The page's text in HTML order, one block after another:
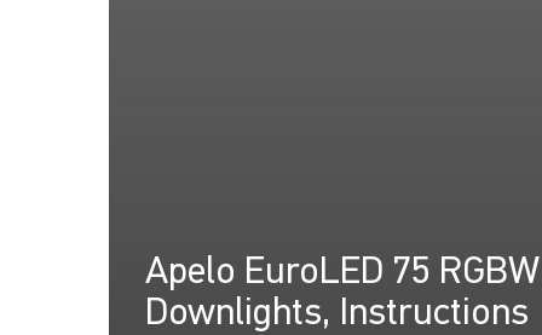
Apelo EuroLED 75 RGBW
Downlights, Instructions